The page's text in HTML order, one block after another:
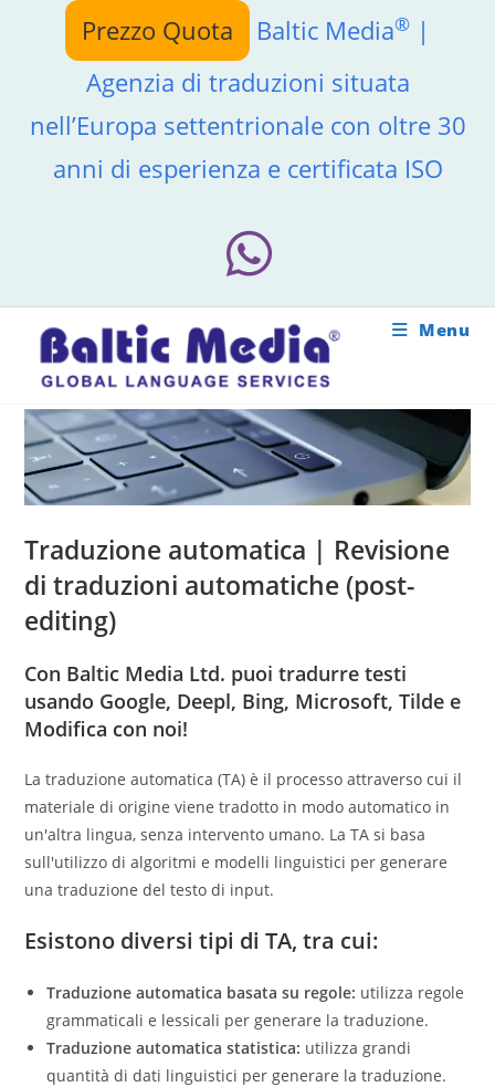
contenuto
Prezzo Quota Baltic Media® |
Agenzia di traduzioni situata
nell’Europa settentrionale con oltre 30
anni di esperienza e certificata ISO
Menu
Traduzione automatica | Revisione
di traduzioni automatiche (post-
editing)
Con Baltic Media Ltd. puoi tradurre testi
usando Google, Deepl, Bing, Microsoft, Tilde e
Modifica con noi!
La traduzione automatica (TA)è il processo attraverso cui il
materiale di origine viene tradotto in modo automatico in
un'altra lingua, senza intervento umano. La TA si basa
sull'utilizzo di algoritmi e modelli linguistici per generare
una traduzione del testo di input.
Esistono diversi tipi di TA, tra cui:
Traduzione automatica basata su regole: utilizza regole
grammaticali e lessicali per generare la traduzione.
Traduzione automatica statistica: utilizza grandi
quantità di dati linguistici per generare la traduzione.